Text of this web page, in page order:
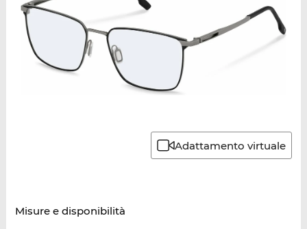
Adattamento virtuale
Misure e disponibilità